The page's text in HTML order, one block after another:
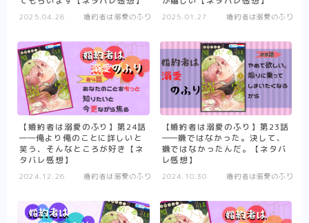
Helck（アニメ）
不徳のギルド（アニメ）
悪役令嬢転生おじさん
逃げ上手の若君
まとめ
アニメ
【アニメ】史上最高の嘘つき勇者ヘルク
（Helck）の物語【まとめ】
2025.04.28 婚約者は溺愛のふり 2025.01.27 婚約者は溺愛のふり
【婚約者は溺愛のふり】第24話
――俺より俺のことに詳しいと
笑う、そんなところが好き【ネ
タバレ感想】
2024.12.26 婚約者は溺愛のふり
【婚約者は溺愛のふり】第23話
――嫌ではなかった。決して、
嫌ではなかったんだ。【ネタバ
レ感想】
2024.10.30 婚約者は溺愛のふり